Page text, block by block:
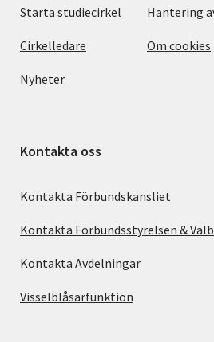
Starta studiecirkel
Cirkelledare
Nyheter
Hantering
Om cookies
Kontakta oss
Kontakta Förbundskansliet
Kontakta Förbundsstyrelsen &
Kontakta Avdelningar
Visselblåsarfunktion